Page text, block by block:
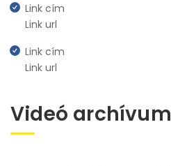
Link cím
Link url
Link cím
Link url
Videó archívum